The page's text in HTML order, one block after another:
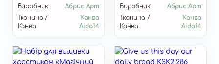
Виробник
Абрис Арт
Тканина /
Канва
Канва
Aida14
Виробник
Абрис Арт
Тканина /
Канва
Канва
Aida14